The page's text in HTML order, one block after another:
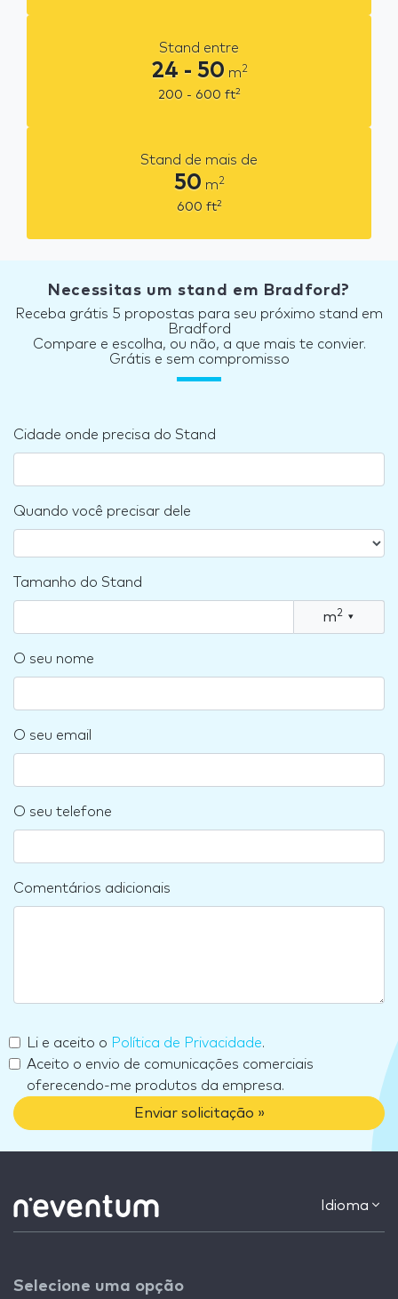
Stand entre
24 - 50 m2
200 - 600 ft2
Stand de mais de
50 m2
600 ft2
Necessitas um stand em Bradford?
Receba grátis 5 propostas para seu próximo stand em
Bradford
Compare e escolha, ou não, a que mais te convier.
Grátis e sem compromisso
Cidade onde precisa do Stand
Quando você precisar dele
Tamanho do Stand
m2 ▾
O seu nome
O seu email
O seu telefone
Comentários adicionais
Li e aceito o Política de Privacidade.
Aceito o envio de comunicações comerciais
oferecendo-me produtos da empresa.
Enviar solicitação »
Idioma
Selecione uma opção